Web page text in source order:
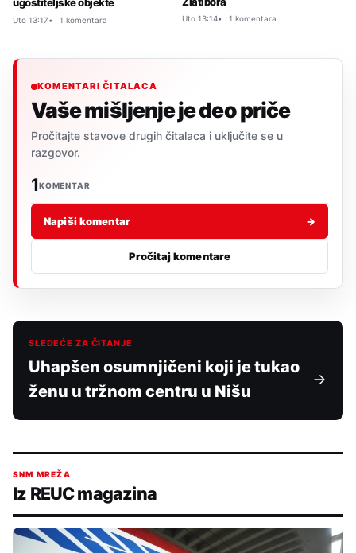
Uto 13:17 1 komentara Uto 13:14 1 komentara
KOMENTARI ČITALACA
Vaše mišljenje je deo priče
Pročitajte stavove drugih čitalaca i uključite se u
razgovor.
1KOMENTAR
Napiši komentar →
Pročitaj komentare
SLEDEĆE ZA ČITANJE
Uhapšen osumnjičeni koji je tukao
ženu u tržnom centru u Nišu
SNM MREŽA
Iz REUC magazina